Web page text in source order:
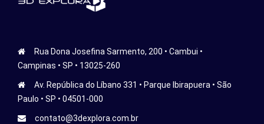
Rua Dona Josefina Sarmento, 200 • Cambui •
Campinas • SP • 13025-260
Av. República do Líbano 331 • Parque Ibirapuera • São
Paulo • SP • 04501-000
contato@3dexplora.com.br